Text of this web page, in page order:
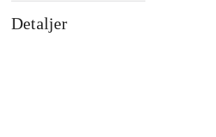
Detaljer